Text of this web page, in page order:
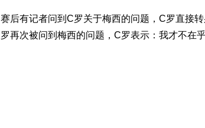
赛后有记者问到C罗关于梅西的问题，C罗直接
罗再次被问到梅西的问题，C罗表示：我才不在乎